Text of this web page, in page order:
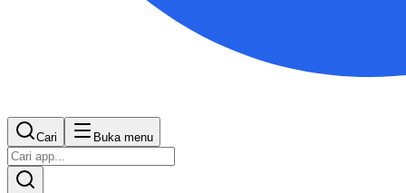
Cari Buka menu